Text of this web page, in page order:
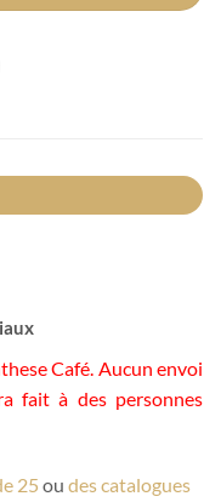
Café. Aucun envoi
fait à des personnes
25 ou des catalogues